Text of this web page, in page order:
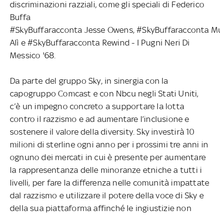
discriminazioni razziali, come gli speciali di Federico
Buffa
#SkyBuffaracconta Jesse Owens, #SkyBuffaracconta
Alì e #SkyBuffaracconta Rewind - I Pugni Neri Di
Messico '68
Da parte del gruppo Sky, in sinergia con la
capogruppo Comcast e con Nbcu negli Stati Uniti,
c’è un impegno concreto a supportare la lotta
contro il razzismo e ad aumentare l’inclusione e
sostenere il valore della diversity. Sky investirà 10
milioni di sterline ogni anno per i prossimi tre anni in
ognuno dei mercati in cui è presente per aumentare
la rappresentanza delle minoranze etniche a tutti i
livelli, per fare la differenza nelle comunità impattate
dal razzismo e utilizzare il potere della voce di Sky e
della sua piattaforma affinché le ingiustizie non